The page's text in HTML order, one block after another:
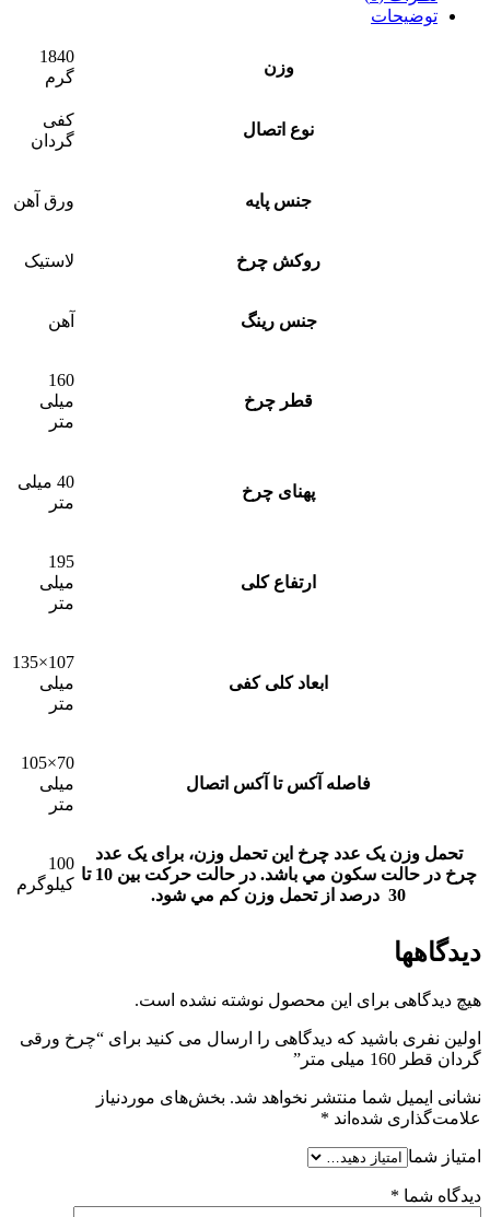
توضیحات
وزن
1840
گرم
نوع اتصال
کفی
گردان
جنس پایه ورق آهن
روکش چرخ لاستیک
جنس رینگ آهن
قطر چرخ
160
میلی
متر
پهنای چرخ
40 میلی
متر
ارتفاع کلی
195
میلی
متر
ابعاد کلی کفی
107×135
میلی
متر
فاصله آکس تا آکس اتصال
70×105
میلی
متر
تحمل وزن یک عدد چرخ این تحمل وزن، برای يک عدد
چرخ در حالت سکون مي باشد. در حالت حرکت بين 10 تا
30 درصد از تحمل وزن کم مي شود.
100
کیلوگرم
دیدگاهها
هیچ دیدگاهی برای این محصول نوشته نشده است.
اولین نفری باشید که دیدگاهی را ارسال می کنید برای “چرخ ورقی
گردان قطر 160 میلی متر”
نشانی ایمیل شما منتشر نخواهد شد. بخش‌های موردنیاز
علامت‌گذاری شده‌اند *
امتیاز شما
دیدگاه شما *